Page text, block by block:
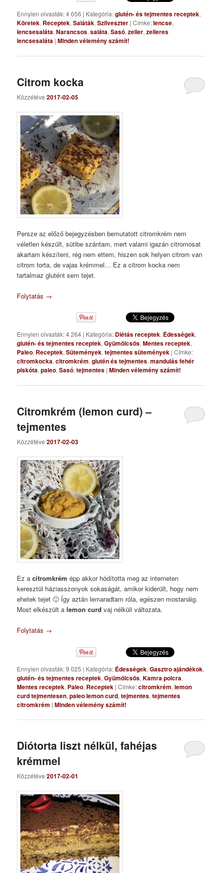
Ennyien olvasták: 4 656 | Kategória:glutén- és tejmentes receptek,
Köretek, Receptek,Saláták,Szilveszter |Címke:lencse,
lencsesaláta,Narancsos,saláta,Sasó,zeller,zelleres
lencsesaláta |Minden vélemény számít!
Citrom kocka
Közzétéve2017-02-05
Persze az előző bejegyzésben bemutatott citromkrém nem
véletlen készült, sütibe szántam, mert valami igazán citromosat
akartam készíteni, rég nem ettem, hiszen sok helyen citrom van
citrom torta, de vajas krémmel… Ez a citrom kocka nem
tartalmaz glutént sem tejet.
Folytatás →
Ennyien olvasták: 4 264 | Kategória: Diétás receptek, Édességek,
glutén- és tejmentes receptek,Gyümölcsös,Mentes receptek,
Paleo, Receptek,Sütemények,tejmentes sütemények |Címke:
citromkocka,citromkrém,glutén és tejmentes,mandulás fehér
piskóta,paleo,Sasó,tejmentes |Minden vélemény számít!
Citromkrém (lemon curd) –
tejmentes
Közzétéve2017-02-03
Ez acitromkrém épp akkor hódította meg az interneten
keresztül háziasszonyok sokaságát, amikor kiderült, hogy nem
ehetek tejet 🙂 Így aztán lemaradtam róla, egészen mostanáig.
Most elkészült alemon curd vaj nélküli változata.
Folytatás →
Ennyien olvasták: 9 025 | Kategória: Édességek,Gasztro ajándékok,
glutén- és tejmentes receptek,Gyümölcsös,Kamra polcra,
Mentes receptek, Paleo, Receptek |Címke:citromkrém,lemon
curd tejmentesen,paleo lemon curd,tejmentes,tejmentes
citromkrém |Minden vélemény számít!
Diótorta liszt nélkül, fahéjas
krémmel
Közzétéve2017-02-01